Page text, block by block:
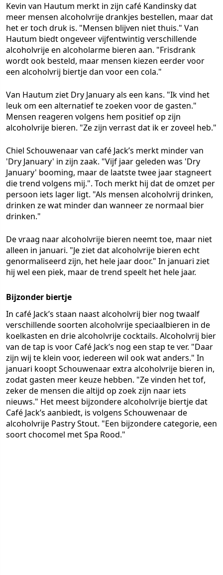
Kevin van Hautum merkt in zijn café Kandinsky dat
meer mensen alcoholvrije drankjes bestellen, maar dat
het er toch druk is. "Mensen blijven niet thuis." Van
Hautum biedt ongeveer vijfentwintig verschillende
alcoholvrije en alcoholarme bieren aan. "Frisdrank
wordt ook besteld, maar mensen kiezen eerder voor
een alcoholvrij biertje dan voor een cola."
Van Hautum ziet Dry January als een kans. "Ik vind het
leuk om een alternatief te zoeken voor de gasten."
Mensen reageren volgens hem positief op zijn
alcoholvrije bieren. "Ze zijn verrast dat ik er zoveel heb."
Chiel Schouwenaar van café Jack’s merkt minder van
'Dry January' in zijn zaak. "Vijf jaar geleden was 'Dry
January' booming, maar de laatste twee jaar stagneert
die trend volgens mij.". Toch merkt hij dat de omzet per
persoon iets lager ligt. "Als mensen alcoholvrij drinken,
drinken ze wat minder dan wanneer ze normaal bier
drinken."
De vraag naar alcoholvrije bieren neemt toe, maar niet
alleen in januari. "Je ziet dat alcoholvrije bieren echt
genormaliseerd zijn, het hele jaar door." In januari ziet
hij wel een piek, maar de trend speelt het hele jaar.
Bijzonder biertje
In café Jack’s staan naast alcoholvrij bier nog twaalf
verschillende soorten alcoholvrije speciaalbieren in de
koelkasten en drie alcoholvrije cocktails. Alcoholvrij bier
van de tap is voor Café Jack’s nog een stap te ver. "Daar
zijn wij te klein voor, iedereen wil ook wat anders." In
januari koopt Schouwenaar extra alcoholvrije bieren in,
zodat gasten meer keuze hebben. "Ze vinden het tof,
zeker de mensen die altijd op zoek zijn naar iets
nieuws." Het meest bijzondere alcoholvrije biertje dat
Café Jack’s aanbiedt, is volgens Schouwenaar de
alcoholvrije Pastry Stout. "Een bijzondere categorie, een
soort chocomel met Spa Rood."